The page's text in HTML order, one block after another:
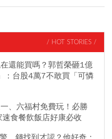
/ HOT STORIES /
還能買嗎？郭哲榮砸1億
：台股4萬7不敢買「可憐
、六福村免費玩！必勝
食餐飲飯店好康必收